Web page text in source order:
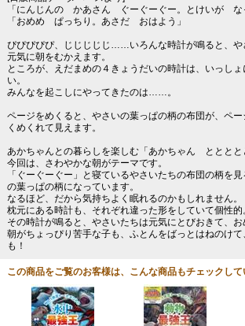
「にんじんの かあさん ぐーぐーぐー。とけいが な
「おめめ ぱっちり。あさだ おはよう」
ぴぴぴぴぴ、じじじじじ……いろんな時計が鳴ると、や
元気に朝をむかえます。
ところが、えだまめの４きょうだいの時計は、いっし
い。
みんなを起こしにやってきたのは……。
ページをめくると、やさいの葉っぱの柄の布団が、ペ
くめくれて見えます。
あかちゃんとの暮らしを楽しむ「あかちゃん とととと
今回は、さわやかな朝がテーマです。
「ぐーぐーぐー」と寝ているやさいたちの布団の柄を
の葉っぱの柄になっています。
なるほど、だから気持ちよく眠れるのかもしれません。
枕元にある時計も、それぞれ違った形をしていて個性的
その時計が鳴ると、やさいたちは元気にとびおきて、
朝がちょっぴり苦手な子も、ふとんをばっとはねのけ
も！
この商品をご覧のお客様は、こんな商品もチェックして